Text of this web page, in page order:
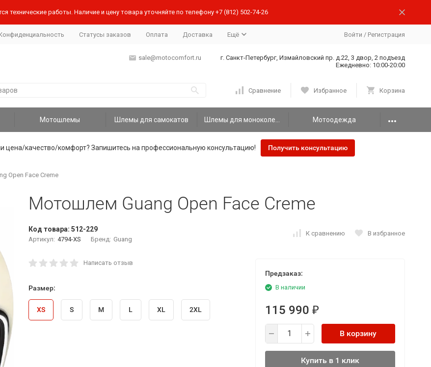
технические работы. Наличие и цену товара уточняйте по телефону +7 (812) 502-74-26
Статусы заказов Оплата Доставка Ещё Войти / Регистрация
sale@motocomfort.ru
г. Санкт-Петербург, Измайловский пр. д.22, 3 двор, 2 подъезд
Ежедневно: 10:00-20:00
Сравнение Избранное Корзина
Мотошлемы Шлемы для самокатов Мотоодежда
цена/качество/комфорт? Запишитесь на профессиональную консультацию! Получить консультацию
Open Face Creme
Мотошлем Guang Open Face Creme
Код товара: 512-229
Артикул: 4794-XS Бренд: Guang
К сравнению В избранное
Написать отзыв
Размер:
XS S M L XL 2XL
Предзаказ:
В наличии
115 990 ₽
В корзину
Купить в 1 клик